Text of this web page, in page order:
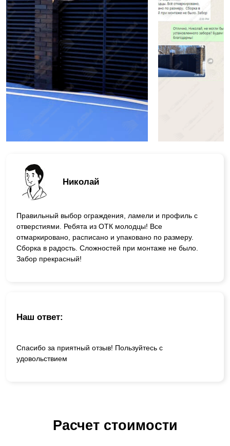
Николай
Правильный выбор ограждения, ламели и профиль с
отверстиями. Ребята из ОТК молодцы! Все
отмаркировано, расписано и упаковано по размеру.
Сборка в радость. Сложностей при монтаже не было.
Забор прекрасный!
Наш ответ:
Спасибо за приятный отзыв! Пользуйтесь с
удовольствием
Расчет стоимости